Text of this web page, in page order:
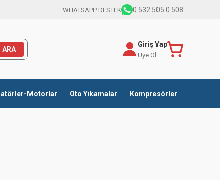
WHATSAPP DESTEK 0 532 505 0 508
ARA
Giriş Yap
Üye Ol
Motorlar Oto Yıkamalar Kompresörler